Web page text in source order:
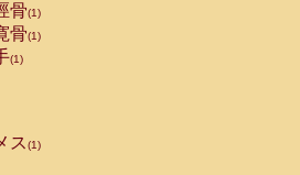
骨(1)
骨(1)
(1)
ス(1)